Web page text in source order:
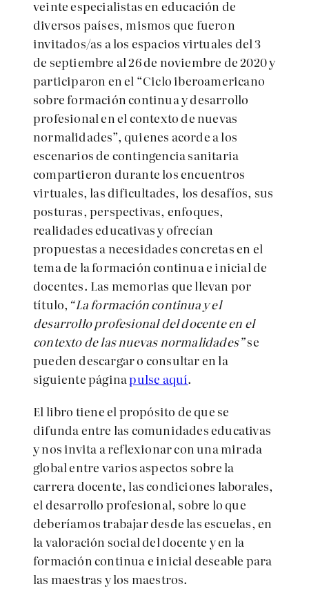
veinte especialistas en educación de
diversos países, mismos que fueron
invitados/as a los espacios virtuales del 3
de septiembre al 26 de noviembre de 2020 y
participaron en el “Ciclo iberoamericano
sobre formación continua y desarrollo
profesional en el contexto de nuevas
normalidades”, quienes acorde a los
escenarios de contingencia sanitaria
compartieron durante los encuentros
virtuales, las dificultades, los desafíos, sus
posturas, perspectivas, enfoques,
realidades educativas y ofrecían
propuestas a necesidades concretas en el
tema de la formación continua e inicial de
docentes. Las memorias que llevan por
título, “La formación continua y el
desarrollo profesional del docente en el
contexto de las nuevas normalidades”se
pueden descargar o consultar en la
siguiente páginapulse aquí.
El libro tiene el propósito de que se
difunda entre las comunidades educativas
y nos invita a reflexionar con una mirada
global entre varios aspectos sobre la
carrera docente, las condiciones laborales,
el desarrollo profesional, sobre lo que
deberíamos trabajar desde las escuelas, en
la valoración social del docente y en la
formación continua e inicial deseable para
las maestras y los maestros.